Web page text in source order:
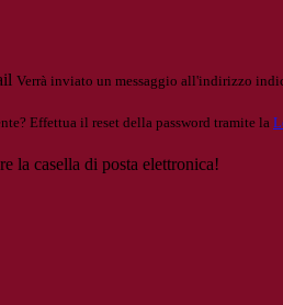
Verrà inviato un messaggio all'indirizzo
Effettua il reset della password tramite la
la casella di posta elettronica!